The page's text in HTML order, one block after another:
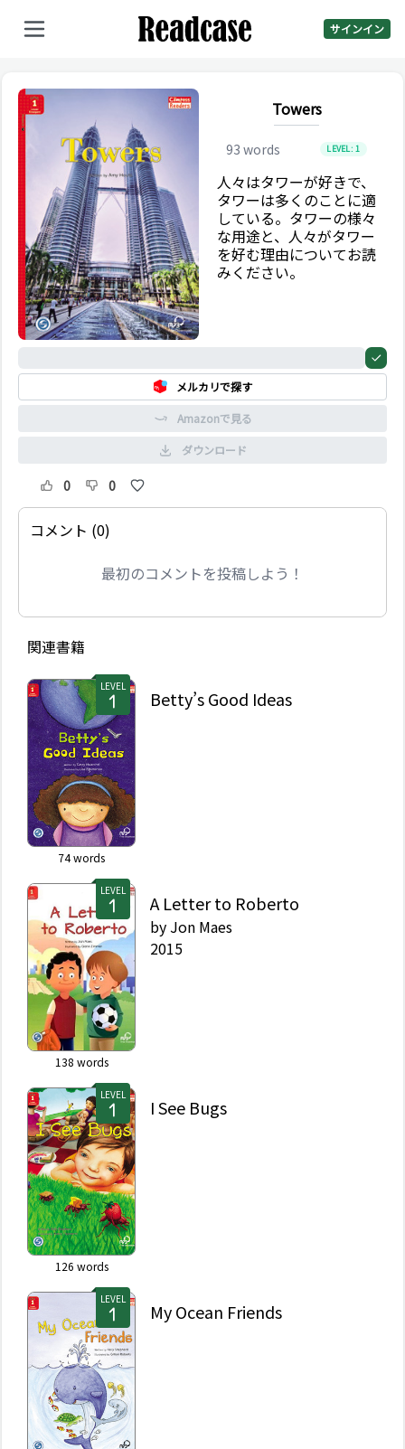
サインイン
Towers
93 words LEVEL:1
人々はタワーが好きで、
タワーは多くのことに適
している。タワーの様々
な用途と、人々がタワー
を好む理由についてお読
みください。
メルカリで探す
Amazonで見る
ダウンロード
0 0
コメント (0)
最初のコメントを投稿しよう！
関連書籍
LEVEL
74words
Betty’s Good Ideas
LEVEL
138 words
A Letter to Roberto
by Jon Maes
2015
LEVEL
126 words
I See Bugs
LEVEL
My Ocean Friends